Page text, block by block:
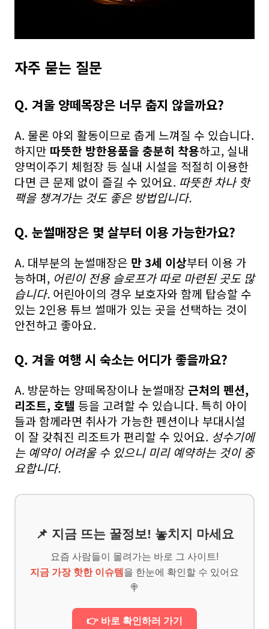
자주 묻는 질문
Q. 겨울 양떼목장은 너무 춥지 않을까요?
A. 물론 야외 활동이므로 춥게 느껴질 수 있습니다.
하지만 따뜻한 방한용품을 충분히 착용하고, 실내
양먹이주기 체험장 등 실내 시설을 적절히 이용한
다면 큰 문제 없이 즐길 수 있어요. 따뜻한 차나 핫
팩을 챙겨가는 것도 좋은 방법입니다.
Q. 눈썰매장은 몇 살부터 이용 가능한가요?
A. 대부분의 눈썰매장은 만 3세 이상부터 이용 가
능하며, 어린이 전용 슬로프가 따로 마련된 곳도 많
습니다. 어린아이의 경우 보호자와 함께 탑승할 수
있는 2인용 튜브 썰매가 있는 곳을 선택하는 것이
안전하고 좋아요.
Q. 겨울 여행 시 숙소는 어디가 좋을까요?
A. 방문하는 양떼목장이나 눈썰매장 근처의 펜션,
리조트, 호텔 등을 고려할 수 있습니다. 특히 아이
들과 함께라면 취사가 가능한 펜션이나 부대시설
이 잘 갖춰진 리조트가 편리할 수 있어요. 성수기에
는 예약이 어려울 수 있으니 미리 예약하는 것이 중
요합니다.
📌 지금 뜨는 꿀정보! 놓치지 마세요
요즘 사람들이 몰려가는 바로 그 사이트!
지금 가장 핫한 이슈템 을 한눈에 확인할 수 있어요
🍭
👉 바로 확인하러 가기